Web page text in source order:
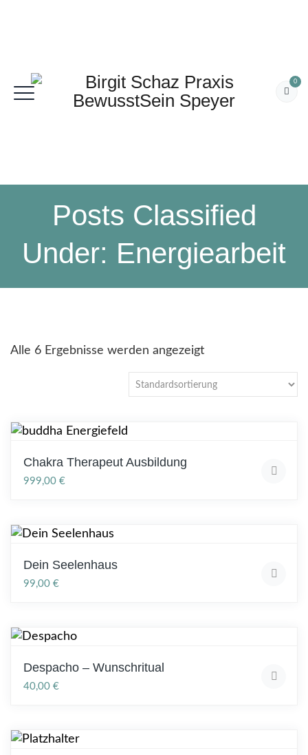
0
Posts Classified
Under: Energiearbeit
Alle 6 Ergebnisse werden angezeigt
Chakra Therapeut Ausbildung
999,00 €
Dein Seelenhaus
99,00 €
Despacho – Wunschritual
40,00 €